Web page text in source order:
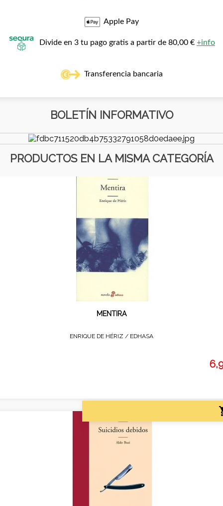
Apple Pay
Divide en 3 tu pago gratis a partir de 80,00 € +info
Transferencia bancaria
BOLETÍN INFORMATIVO
PRODUCTOS EN LA MISMA CATEGORÍA
MENTIRA
ENRIQUE DE HÉRIZ / EDHASA